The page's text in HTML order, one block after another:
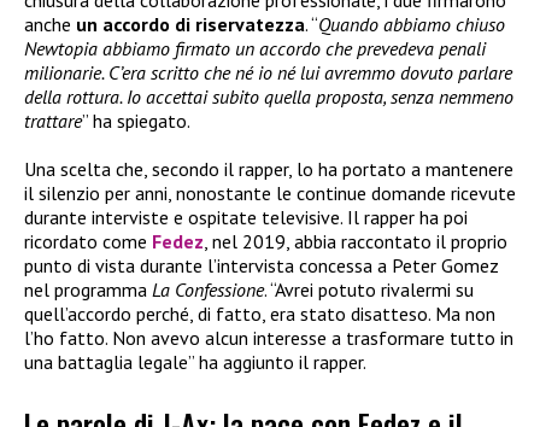
anche un accordo di riservatezza. “Quando abbiamo chiuso
Newtopia abbiamo firmato un accordo che prevedeva penali
milionarie. C’era scritto che né io né lui avremmo dovuto parlare
della rottura. Io accettai subito quella proposta, senza nemmeno
trattare” ha spiegato.
Una scelta che, secondo il rapper, lo ha portato a mantenere
il silenzio per anni, nonostante le continue domande ricevute
durante interviste e ospitate televisive. Il rapper ha poi
ricordato come Fedez, nel 2019, abbia raccontato il proprio
punto di vista durante l’intervista concessa a Peter Gomez
nel programma La Confessione. “Avrei potuto rivalermi su
quell’accordo perché, di fatto, era stato disatteso. Ma non
l’ho fatto. Non avevo alcun interesse a trasformare tutto in
una battaglia legale” ha aggiunto il rapper.